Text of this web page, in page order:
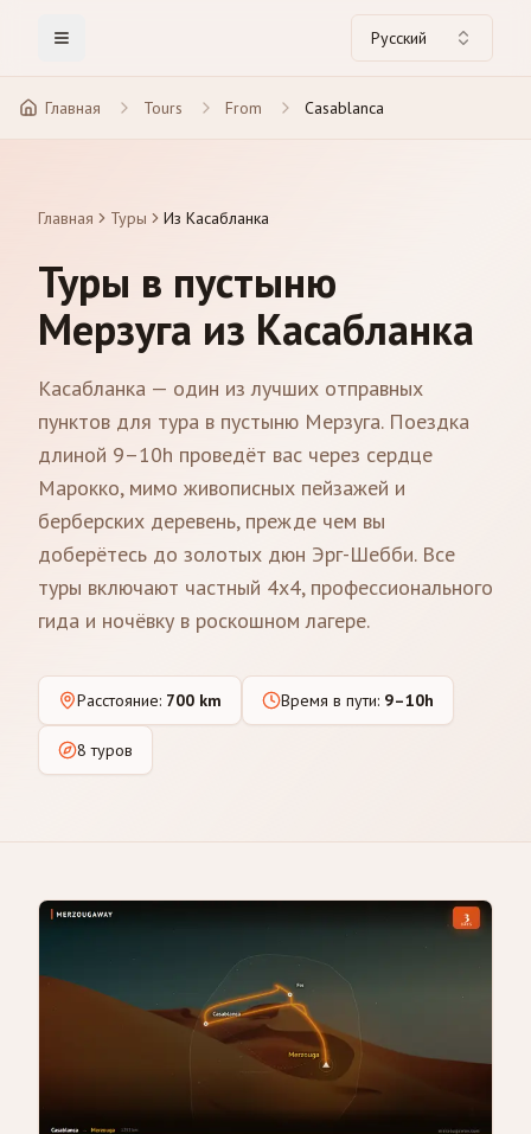
Toggle Menu Русский
Главная Tours From Casablanca
Главная Туры Из Касабланка
Туры в пустыню
Мерзуга из Касабланка
Касабланка — один из лучших отправных
пунктов для тура в пустыню Мерзуга. Поездка
длиной 9–10h проведёт вас через сердце
Марокко, мимо живописных пейзажей и
берберских деревень, прежде чем вы
доберётесь до золотых дюн Эрг-Шебби. Все
туры включают частный 4x4, профессионального
гида и ночёвку в роскошном лагере.
Расстояние: 700 km Время в пути: 9–10h
8 туров